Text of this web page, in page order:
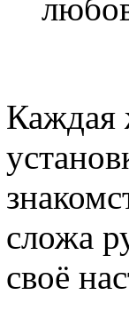
Каждая
сложа
своё